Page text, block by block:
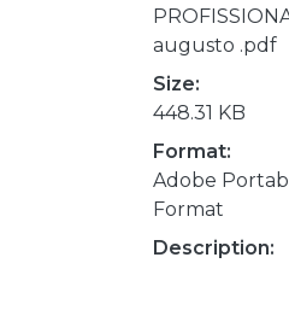
augusto .pdf
Size:
448.31 KB
Format:
Adobe
Format
Description: